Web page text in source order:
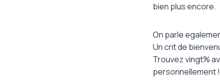
bien plus encore.
On parle
Un crit de
Trouvez vingt%
personnellement !